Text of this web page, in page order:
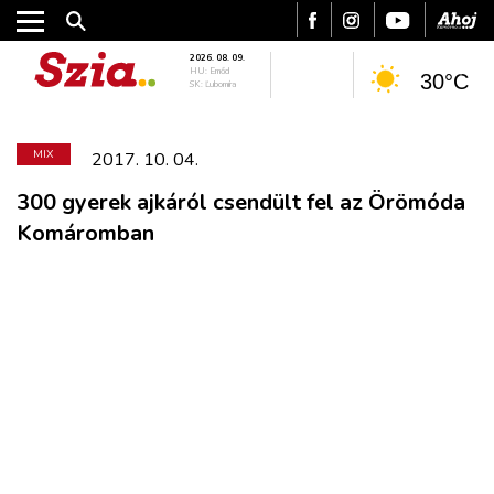
2026. 08. 09.
HU: Emőd
SK: Ľubomíra
30°C
MIX 2017. 10. 04.
300 gyerek ajkáról csendült fel az Örömóda
Komáromban